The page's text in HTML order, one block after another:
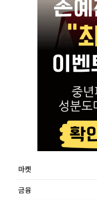
마켓
금융